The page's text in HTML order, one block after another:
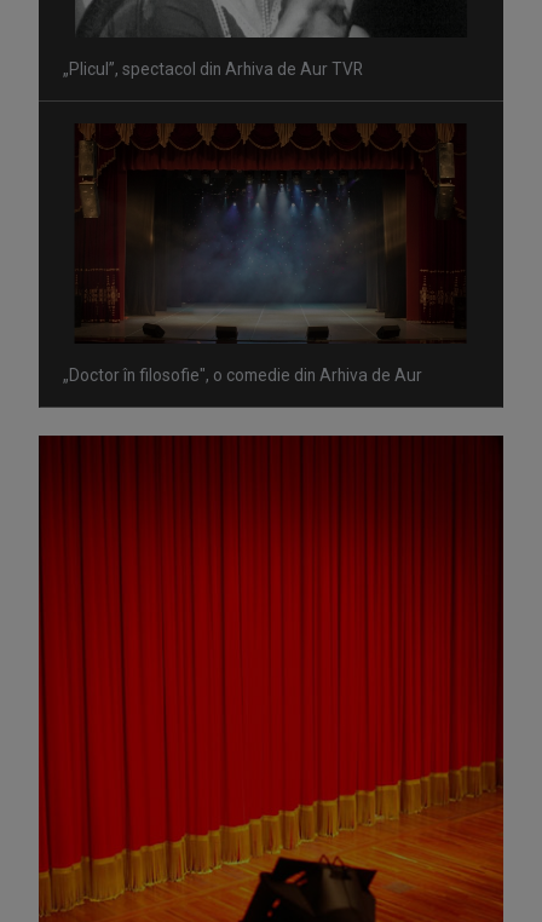
„Plicul”, spectacol din Arhiva de Aur TVR
„Doctor în filosofie", o comedie din Arhiva de Aur